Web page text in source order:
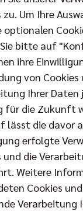
Foto: Kevin
zu. Um Ihre
optionalen
bitte auf
ihre
von Cookies
Ihrer
für die Zukunft
lässt die davor
erfolgte
und die
Weitere
Cookies
Verarbeitung